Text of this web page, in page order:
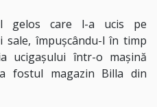
gelos care l-a ucis pe
împușcându-l în timp
ucigașului într-o mașină
fostul magazin Billa din